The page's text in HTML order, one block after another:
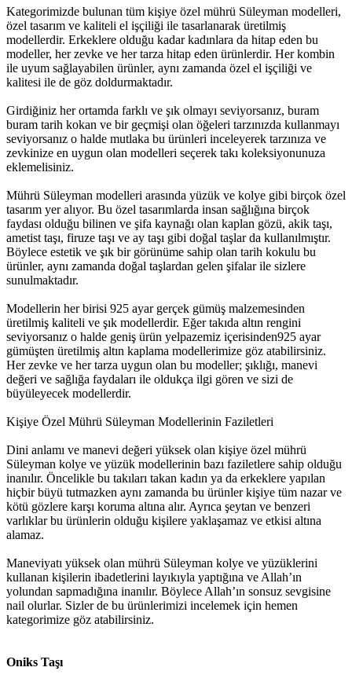
Kategorimizde bulunan tüm kişiye özel mührü Süleyman modelleri,
özel tasarım ve kaliteli el işçiliği ile tasarlanarak üretilmiş
modellerdir. Erkeklere olduğu kadar kadınlara da hitap eden bu
modeller, her zevke ve her tarza hitap eden ürünlerdir. Her kombin
ile uyum sağlayabilen ürünler, aynı zamanda özel el işçiliği ve
kalitesi ile de göz doldurmaktadır.
Girdiğiniz her ortamda farklı ve şık olmayı seviyorsanız, buram
buram tarih kokan ve bir geçmişi olan öğeleri tarzınızda kullanmayı
seviyorsanız o halde mutlaka bu ürünleri inceleyerek tarzınıza ve
zevkinize en uygun olan modelleri seçerek takı koleksiyonunuza
eklemelisiniz.
Mührü Süleyman modelleri arasında yüzük ve kolye gibi birçok özel
tasarım yer alıyor. Bu özel tasarımlarda insan sağlığına birçok
faydası olduğu bilinen ve şifa kaynağı olan kaplan gözü, akik taşı,
ametist taşı, firuze taşı ve ay taşı gibi doğal taşlar da kullanılmıştır.
Böylece estetik ve şık bir görünüme sahip olan tarih kokulu bu
ürünler, aynı zamanda doğal taşlardan gelen şifalar ile sizlere
sunulmaktadır.
Modellerin her birisi 925 ayar gerçek gümüş malzemesinden
üretilmiş kaliteli ve şık modellerdir. Eğer takıda altın rengini
seviyorsanız o halde geniş ürün yelpazemiz içerisinden925 ayar
gümüşten üretilmiş altın kaplama modellerimize göz atabilirsiniz.
Her zevke ve her tarza uygun olan bu modeller; şıklığı, manevi
değeri ve sağlığa faydaları ile oldukça ilgi gören ve sizi de
büyüleyecek modellerdir.
Kişiye Özel Mührü Süleyman Modellerinin Faziletleri
Dini anlamı ve manevi değeri yüksek olan kişiye özel mührü
Süleyman kolye ve yüzük modellerinin bazı faziletlere sahip olduğu
inanılır. Öncelikle bu takıları takan kadın ya da erkeklere yapılan
hiçbir büyü tutmazken aynı zamanda bu ürünler kişiye tüm nazar ve
kötü gözlere karşı koruma altına alır. Ayrıca şeytan ve benzeri
varlıklar bu ürünlerin olduğu kişilere yaklaşamaz ve etkisi altına
alamaz.
Maneviyatı yüksek olan mührü Süleyman kolye ve yüzüklerini
kullanan kişilerin ibadetlerini layıkıyla yaptığına ve Allah’ın
yolundan sapmadığına inanılır. Böylece Allah’ın sonsuz sevgisine
nail olurlar. Sizler de bu ürünlerimizi incelemek için hemen
kategorimize göz atabilirsiniz.
Oniks Taşı